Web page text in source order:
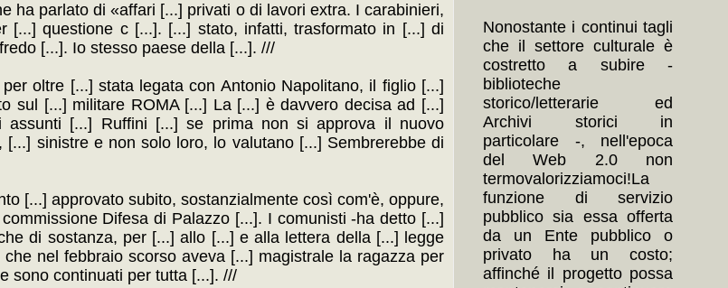
ha parlato di «affari [...] privati o di lavori extra. I carabinieri,
questione c [...]. [...] stato, infatti, trasformato in [...] di
[...]. Io stesso paese della [...]. ///
oltre [...] stata legata con Antonio Napolitano, il figlio [...]
sul [...] militare ROMA [...] La [...] è davvero decisa ad [...]
assunti [...] Ruffini [...] se prima non si approva il nuovo
sinistre e non solo loro, lo valutano [...] Sembrerebbe di
[...] approvato subito, sostanzialmente così com'è, oppure,
Difesa di Palazzo [...]. I comunisti -ha detto [...]
di sostanza, per [...] allo [...] e alla lettera della [...] legge
nel febbraio scorso aveva [...] magistrale la ragazza per
sono continuati per tutta [...]. ///
Nonostante i continui tagli
che il settore culturale è
costretto a subire -
biblioteche
storico/letterarie ed
Archivi storici in
particolare -, nell'epoca
del Web 2.0 non
termovalorizziamoci!La
funzione di servizio
pubblico sia essa offerta
da un Ente pubblico o
privato ha un costo;
affinché il progetto possa